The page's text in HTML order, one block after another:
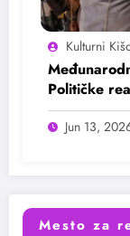
Kulturni
Političke
Jun 13,
Mesto za